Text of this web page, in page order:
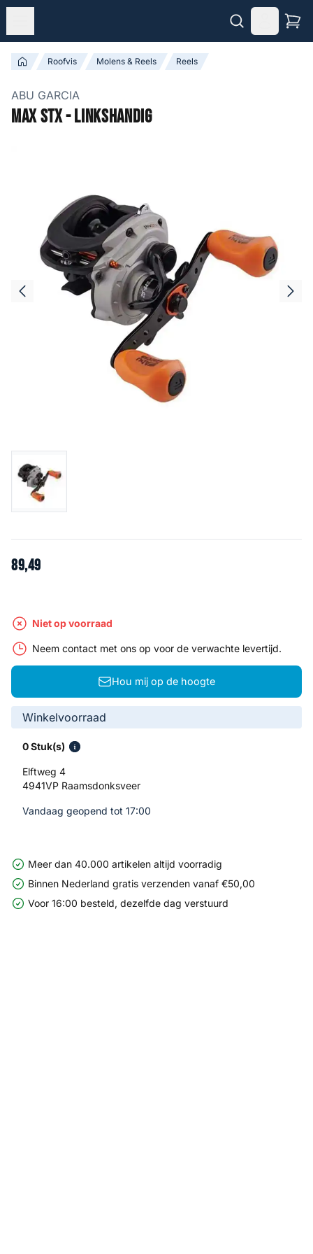
Roofvis Molens & Reels Reels
ABU GARCIA
Max STX - Linkshandig
89,49
Niet op voorraad
Neem contact met ons op voor de verwachte levertijd.
Hou mij op de hoogte
Winkelvoorraad
0 Stuk(s)
Elftweg 4
4941VP Raamsdonksveer
Vandaag geopend tot 17:00
Meer dan 40.000 artikelen altijd voorradig
Binnen Nederland gratis verzenden vanaf €50,00
Voor 16:00 besteld, dezelfde dag verstuurd